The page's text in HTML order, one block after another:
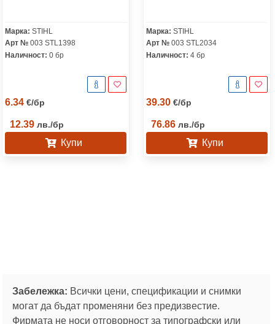
Марка: STIHL
Арт № 003 STL1398
Наличност: 0 бр
6.34 €/бр
12.39 лв./бр
Купи
Марка: STIHL
Арт № 003 STL2034
Наличност: 4 бр
39.30 €/бр
76.86 лв./бр
Купи
Забележка: Всички цени, спецификации и снимки
могат да бъдат променяни без предизвестие.
Фирмата не носи отговорност за типографски или